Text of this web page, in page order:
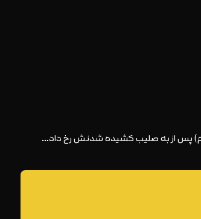
پس از به صلیب کشیده شدنش رخ داد…